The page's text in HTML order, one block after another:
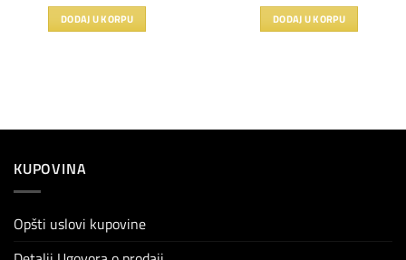
DODAJ U KORPU DODAJ U KORPU
KUPOVINA
Opšti uslovi kupovine